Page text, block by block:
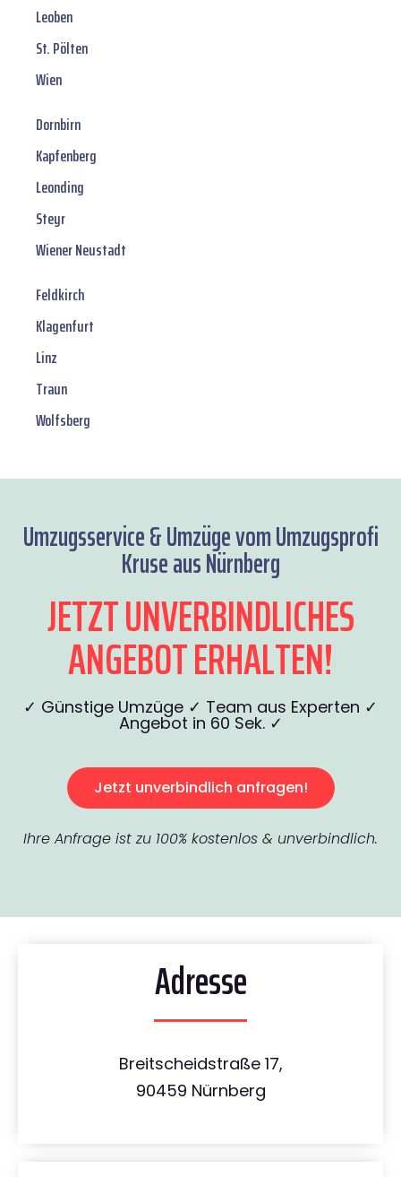
Leoben
St. Pölten
Wien
Dornbirn
Kapfenberg
Leonding
Steyr
Wiener Neustadt
Feldkirch
Klagenfurt
Linz
Traun
Wolfsberg
Umzugsservice & Umzüge vom Umzugsprofi
Kruse aus Nürnberg
JETZT UNVERBINDLICHES
ANGEBOT ERHALTEN!
✓ Günstige Umzüge ✓ Team aus Experten ✓
Angebot in 60 Sek. ✓
Jetzt unverbindlich anfragen!
Ihre Anfrage ist zu 100% kostenlos & unverbindlich.
Adresse
Breitscheidstraße 17,
90459 Nürnberg